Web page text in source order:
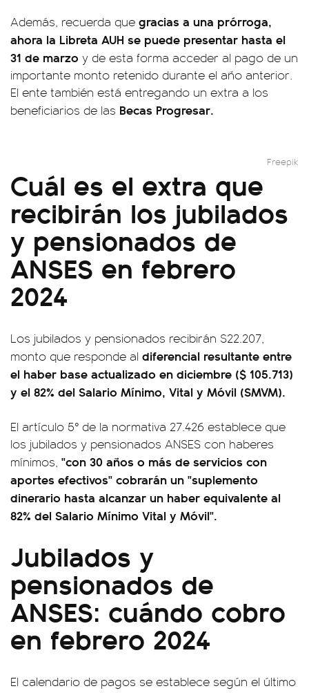
Además, recuerda que gracias a una prórroga,
ahora la Libreta AUH se puede presentar hasta el
31 de marzo y de esta forma acceder al pago de un
importante monto retenido durante el año anterior.
El ente también está entregando un extra a los
beneficiarios de las Becas Progresar.
Freepik
Cuál es el extra que
recibirán los jubilados
y pensionados de
ANSES en febrero
2024
Los jubilados y pensionados recibirán $22.207,
monto que responde al diferencial resultante entre
el haber base actualizado en diciembre ($ 105.713)
y el 82% del Salario Mínimo, Vital y Móvil (SMVM).
El artículo 5° de la normativa 27.426 establece que
los jubilados y pensionados ANSES con haberes
mínimos, "con 30 años o más de servicios con
aportes efectivos" cobrarán un "suplemento
dinerario hasta alcanzar un haber equivalente al
82% del Salario Mínimo Vital y Móvil".
Jubilados y
pensionados de
ANSES: cuándo cobro
en febrero 2024
El calendario de pagos se establece según el último